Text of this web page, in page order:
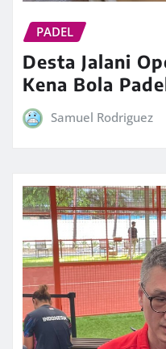
PADEL
Desta Jalani
Kena Bola
Samuel Rodriguez